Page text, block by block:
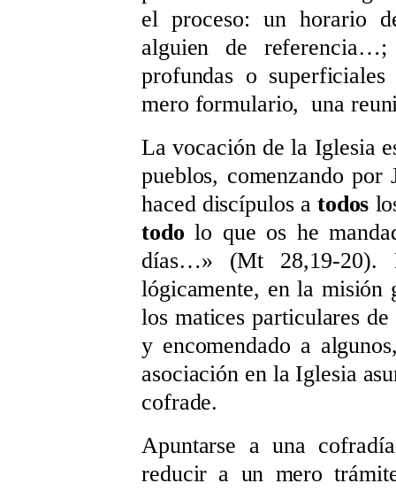
el proceso: un horario
alguien de
profundas o
mero formulario, una
La vocación de la Iglesia
pueblos, comenzando por
haced discípulos a todos
todo lo que os he
días…» (Mt 28,19-20).
lógicamente, en la misión
los matices particulares
y encomendado a
asociación en la Iglesia
cofrade.
Apuntarse a una
reducir a un mero